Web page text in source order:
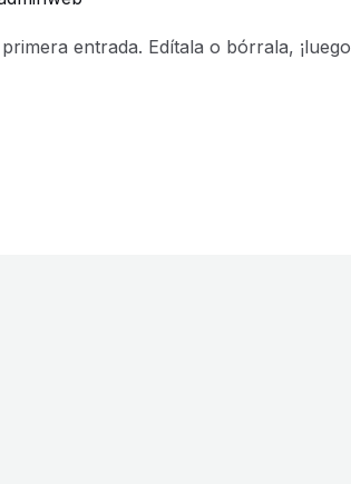
entrada. Edítala o bórrala, ¡luego